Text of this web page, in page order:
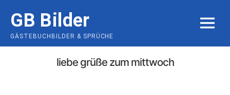
content
GB Bilder
GÄSTEBUCHBILDER & SPRÜCHE
MENU
liebe grüße zum mittwoch